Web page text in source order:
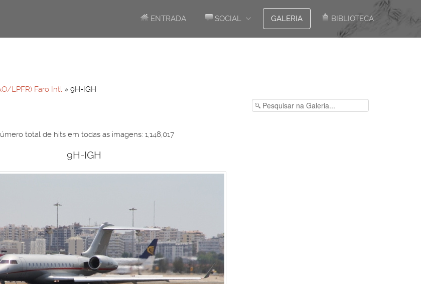
ENTRADA SOCIAL GALERIA BIBLIOTECA
LPFR) Faro Intl » 9H-IGH
total de hits em todas as imagens: 1,148,017
9H-IGH